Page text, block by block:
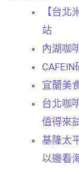
【台
站
內湖咖
宜蘭美
台北咖
值得來
基隆太
以邊看